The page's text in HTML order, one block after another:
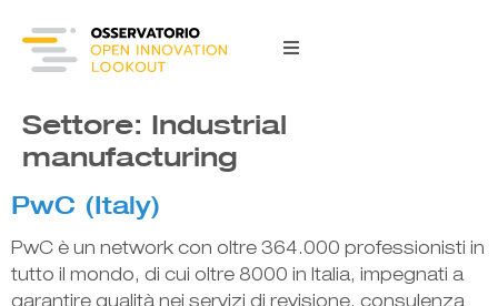
Settore: Industrial
manufacturing
PwC (Italy)
PwC è un network con oltre 364.000 professionisti in
tutto il mondo, di cui oltre 8000 in Italia, impegnati a